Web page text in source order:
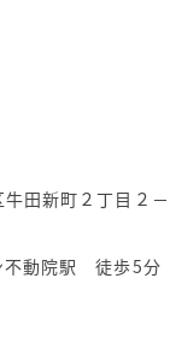
田新町２丁目２
不動院駅 徒歩5分